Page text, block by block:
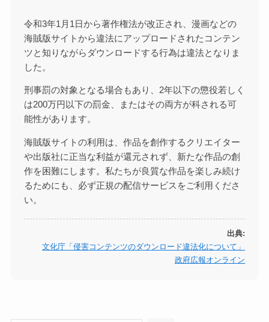
令和3年1月1日から著作権法が改正され、漫画などの
海賊版サイトから違法にアップロードされたコンテン
ツと知りながらダウンロードする行為は違法となりま
した。
刑事罰の対象となる場合もあり、2年以下の懲役若しく
は200万円以下の罰金、またはその両方が科される可
能性があります。
海賊版サイトの利用は、作品を創作するクリエイター
や出版社に正当な利益が還元されず、新たな作品の創
作を困難にします。私たちが良質な作品を楽しみ続け
るためにも、必ず正規の配信サービスをご利用くださ
い。
出典:
文化庁「侵害コンテンツのダウンロード違法化について」
政府広報オンライン